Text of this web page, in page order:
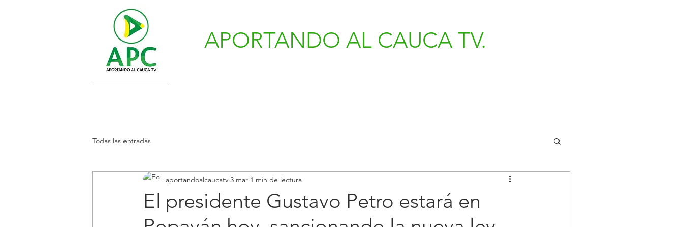
APORTANDO AL CAUCA TV.
Todas las entradas
El presidente Gustavo Petro estará en
aportandoalcaucatv 3 mar 1 min de lectura